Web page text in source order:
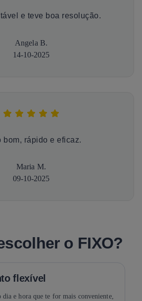
e teve boa resolução.
Angela B.
14-10-2025
bom, rápido e eficaz.
Maria M.
09-10-2025
o FIXO?
flexível
dia e hora que te for mais conveniente,